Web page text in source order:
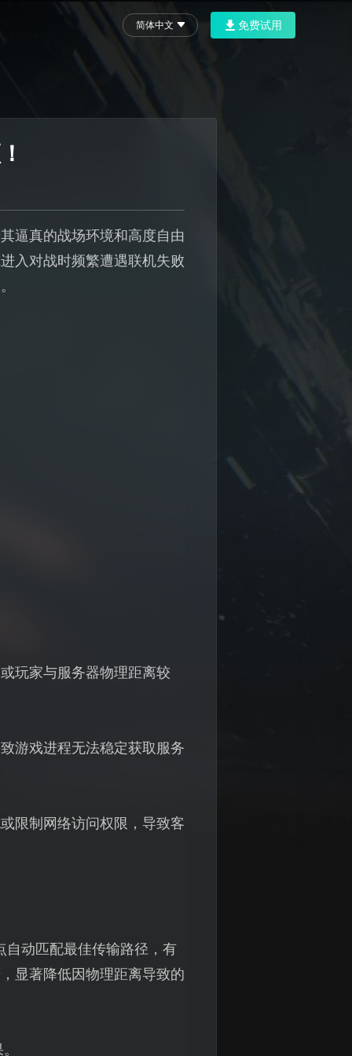
简体中文 免费试用
逼真的战场环境和高度自由
入对战时频繁遭遇联机失败
玩家与服务器物理距离较
游戏进程无法稳定获取服务
限制网络访问权限，导致客
自动匹配最佳传输路径，有
显著降低因物理距离导致的